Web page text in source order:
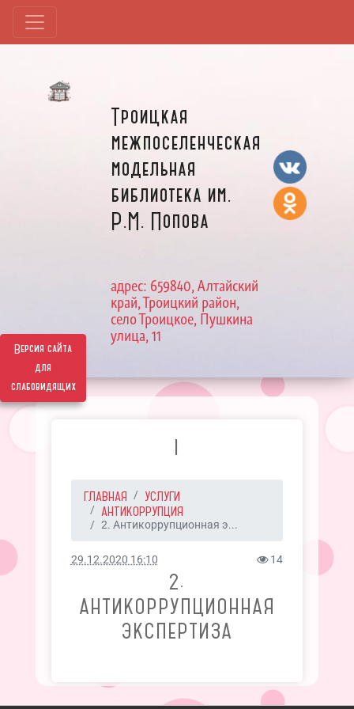
Версия сайта
для
слабовидящих
Троицкая
межпоселенческая
модельная
библиотека им.
Р.М. Попова
адрес: 659840, Алтайский
край, Троицкий район,
село Троицкое, Пушкина
улица, 11
I
ГЛАВНАЯ
УСЛУГИ
АНТИКОРРУПЦИЯ
2. Антикоррупционная э...
29.12.2020 16:10 14
2.
АНТИКОРРУПЦИОННАЯ
ЭКСПЕРТИЗА